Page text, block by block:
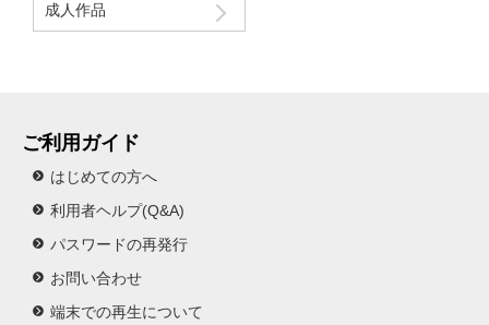
成人作品
ご利用ガイド
はじめての方へ
利用者ヘルプ(Q&A)
パスワードの再発行
お問い合わせ
端末での再生について